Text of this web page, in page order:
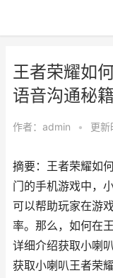
王者荣耀如
语音沟通秘籍
作者： admin • 更
摘要：王者荣耀如
门的手机游戏中，
可以帮助玩家在游
率。那么，如何在
详细介绍获取小喇
获取小喇叭王者荣